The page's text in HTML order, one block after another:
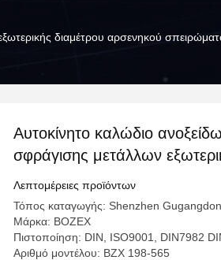
διαμέτρου αρσενηκού
Αυτοκίνητο καλώδιο
σφράγισης μετάλλων
αρσενηκού σπειρώματος
τον κάμπτοντας χάλυβα
Λεπτομέρειες προϊόντων
Τόπος καταγωγής: Shenzhen
Μάρκα: BOZEX
Πιστοποίηση: DIN, ISO9001, DIN7982
Αριθμό μοντέλου: BZX 198-565